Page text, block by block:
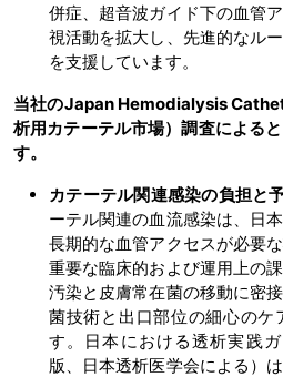
併症、超音波ガイド下の血管
視活動を拡大し、先進的なル
を支援しています。
当社のJapan Hemodialysis
析用カテーテル市場）調査による
す。
カテーテル関連感染の負担と
ーテル関連の血流感染は、日
長期的な血管アクセスが必要
重要な臨床的および運用上の
汚染と皮膚常在菌の移動に密
菌技術と出口部位の細心のケ
す。日本における透析実践
版、日本透析医学会による）